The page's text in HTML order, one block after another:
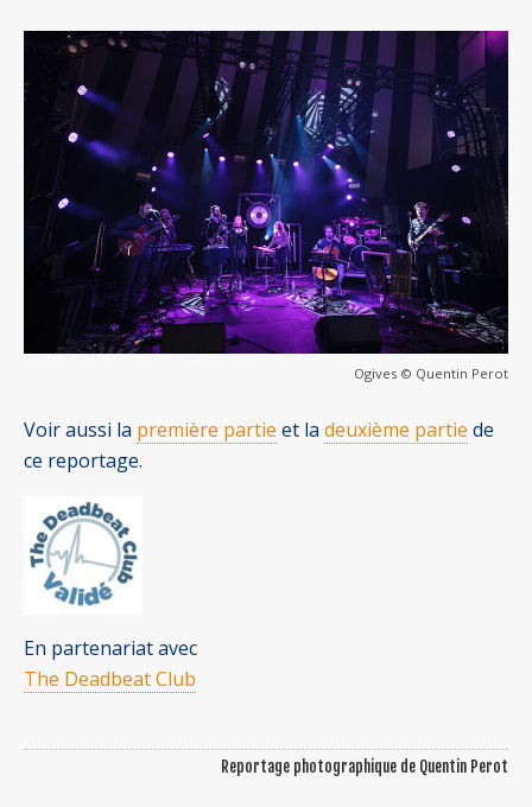
Ogives © Quentin Perot
Voir aussi la première partie et la deuxième partie de
ce reportage.
En partenariat avec
The Deadbeat Club
Reportage photographique de Quentin Perot